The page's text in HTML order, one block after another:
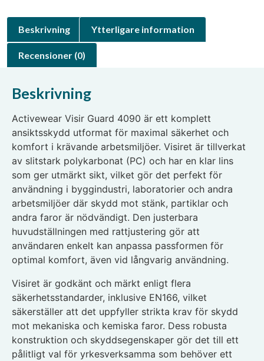
Beskrivning Ytterligare information
Recensioner (0)
Beskrivning
Activewear Visir Guard 4090 är ett komplett
ansiktsskydd utformat för maximal säkerhet och
komfort i krävande arbetsmiljöer. Visiret är tillverkat
av slitstark polykarbonat (PC) och har en klar lins
som ger utmärkt sikt, vilket gör det perfekt för
användning i byggindustri, laboratorier och andra
arbetsmiljöer där skydd mot stänk, partiklar och
andra faror är nödvändigt. Den justerbara
huvudställningen med rattjustering gör att
användaren enkelt kan anpassa passformen för
optimal komfort, även vid långvarig användning.
Visiret är godkänt och märkt enligt flera
säkerhetsstandarder, inklusive EN166, vilket
säkerställer att det uppfyller strikta krav för skydd
mot mekaniska och kemiska faror. Dess robusta
konstruktion och skyddsegenskaper gör det till ett
pålitligt val för yrkesverksamma som behöver ett